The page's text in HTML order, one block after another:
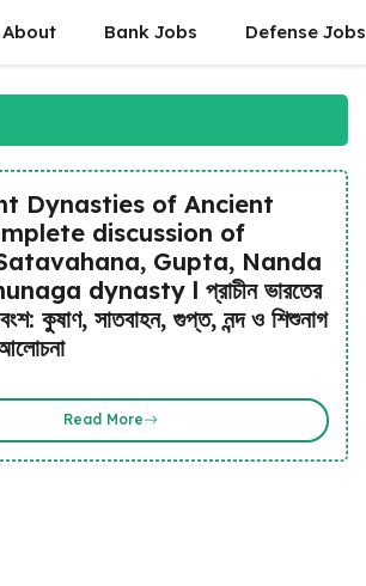
About Bank Jobs Defense Jobs
Dynasties of Ancient
discussion of
Gupta, Nanda
dynasty l প্রাচীন ভারতের
কুষাণ, সাতবাহন, গুপ্ত, নন্দ ও শিশুনাগ
Read More